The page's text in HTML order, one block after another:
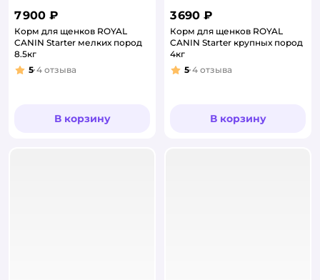
7 900 ₽
Корм для щенков ROYAL
CANIN Starter мелких пород
8.5кг
Рейтинг:
5 4 отзыва
В корзину
3 690 ₽
Корм для щенков ROYAL
CANIN Starter крупных пород
4кг
Рейтинг:
5 4 отзыва
В корзину